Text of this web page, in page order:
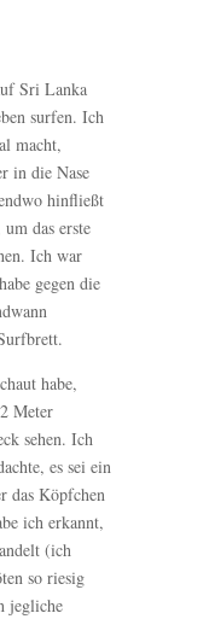
Sri Lanka
surfen. Ich
macht,
in die Nase
hinfließt
das erste
Ich war
gegen die
habe,
Meter
sehen. Ich
es sei ein
das Köpfchen
ich erkannt,
(ich
so riesig
jegliche